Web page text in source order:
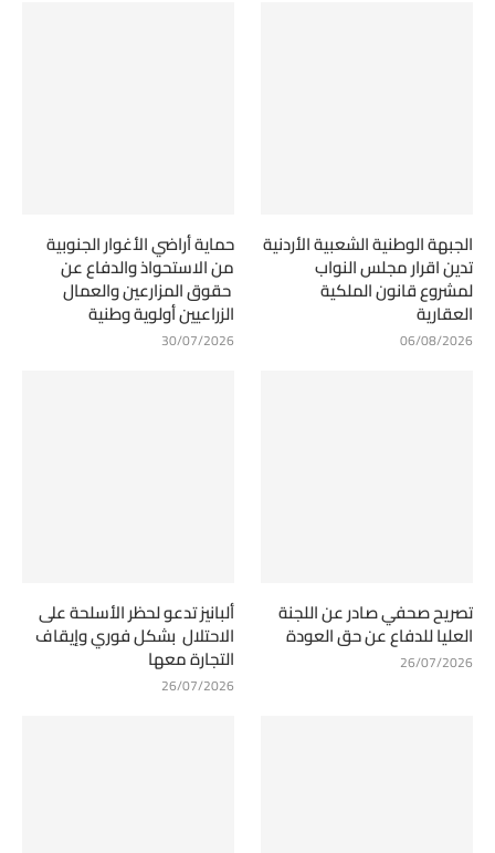
الجبهة الوطنية الشعبية الأردنية
تدين اقرار مجلس النواب
لمشروع قانون الملكية
العقارية
06/08/2026
حماية أراضي الأغوار الجنوبية
من الاستحواذ والدفاع عن
حقوق المزارعين والعمال
الزراعيين أولوية وطنية
30/07/2026
تصريح صحفي صادر عن اللجنة
العليا للدفاع عن حق العودة
26/07/2026
ألبانيز تدعو لحظر الأسلحة على
الاحتلال بشكل فوري وإيقاف
التجارة معها
26/07/2026